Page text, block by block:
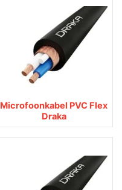
Microfoonkabel PVC Flex
Draka